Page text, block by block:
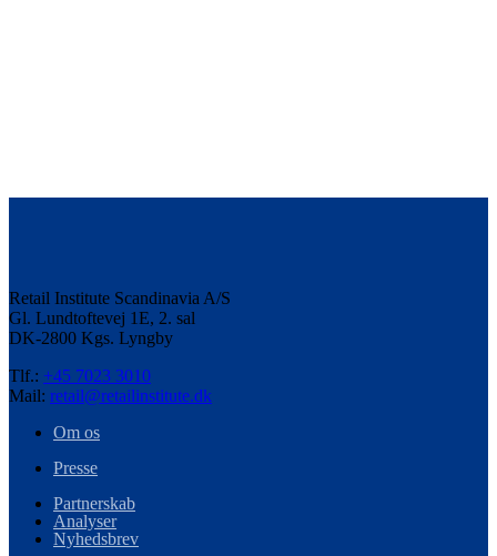
Retail Institute Scandinavia A/S
Gl. Lundtoftevej 1E, 2. sal
DK-2800 Kgs. Lyngby
Tlf.: +45 7023 3010
Mail: retail@retailinstitute.dk
Om os
Presse
Partnerskab
Analyser
Nyhedsbrev